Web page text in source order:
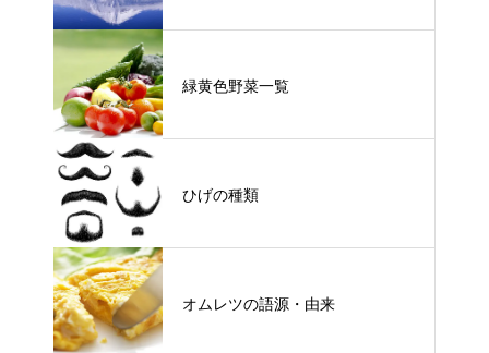
緑黄色野菜一覧
ひげの種類
オムレツの語源・由来